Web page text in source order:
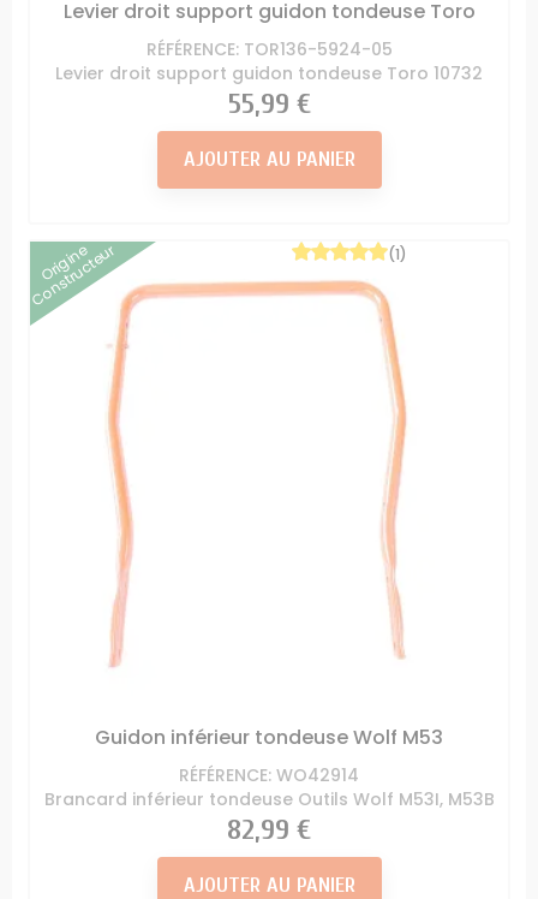
Levier droit support guidon tondeuse Toro
RÉFÉRENCE: TOR136-5924-05
Levier droit support guidon tondeuse Toro 10732
Prix
55,99 €
AJOUTER AU PANIER
Origine
Constructeur
Guidon inférieur tondeuse Wolf M53
RÉFÉRENCE: WO42914
Brancard inférieur tondeuse Outils Wolf M53I, M53B
(1)
Prix
82,99 €
AJOUTER AU PANIER